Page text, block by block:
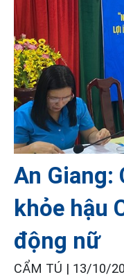
An Giang:
khỏe hậu
động nữ
CẨM TÚ | 13/10/